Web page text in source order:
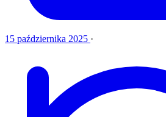
15 października 2025 ·